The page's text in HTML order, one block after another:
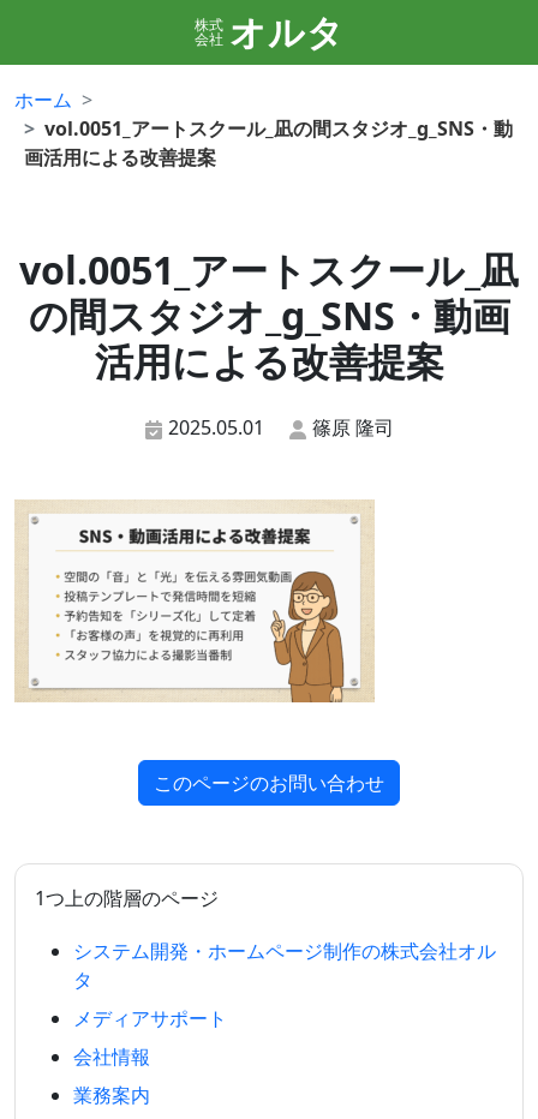
株式
会社 オルタ
ホーム
vol.0051_アートスクール_凪の間スタジオ_g_SNS・動
画活用による改善提案
vol.0051_アートスクール_凪
の間スタジオ_g_SNS・動画
活用による改善提案
2025.05.01 篠原 隆司
このページのお問い合わせ
1つ上の階層のページ
システム開発・ホームページ制作の株式会社オル
タ
メディアサポート
会社情報
業務案内